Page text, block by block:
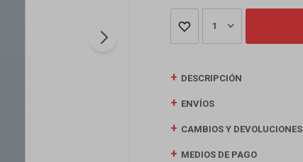
1
DESCRIPCIÓN
ENVÍOS
CAMBIOS Y DEVOLUCIONES
MEDIOS DE PAGO